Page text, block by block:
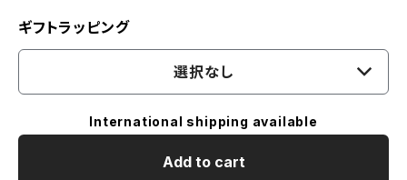
ギフトラッピング
選択なし
International shipping available
Add to cart